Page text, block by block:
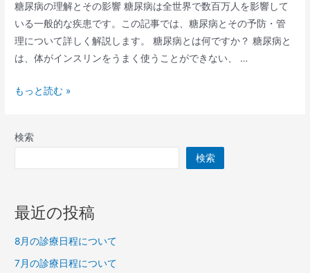
糖尿病の理解とその影響 糖尿病は全世界で数百万人を影響して
いる一般的な疾患です。この記事では、糖尿病とその予防・管
理について詳しく解説します。 糖尿病とは何ですか？ 糖尿病と
は、体がインスリンをうまく使うことができない、 …
もっと読む »
検索
検索
最近の投稿
8月の診療日程について
7月の診療日程について